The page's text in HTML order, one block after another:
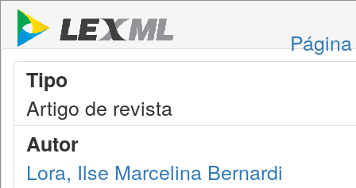
Tipo
Artigo de revista
Autor
Lora, Ilse Marcelina Bernardi